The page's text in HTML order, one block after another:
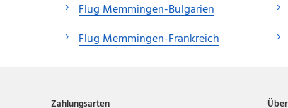
Flug Memmingen-Bulgarien
Flug Memmingen-Frankreich